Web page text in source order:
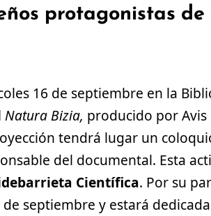
protagonistas
16 de septiembre en la
Natura Bizia, producido por
tendrá lugar un
del documental. Esta
Científica. Por su
septiembre y estará